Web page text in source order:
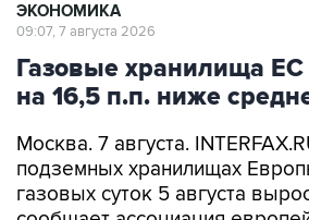
ЭКОНОМИКА
09:07, 7 августа 2026
Газовые хранилища
на 16,5 п.п. ниже
Москва. 7 августа.
подземных хранилищах
газовых суток 5 августа